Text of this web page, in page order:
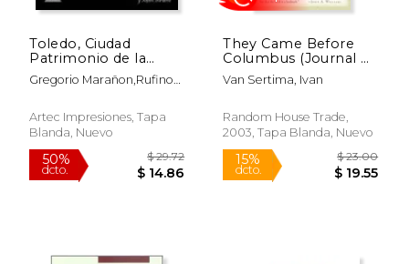
Toledo, Ciudad
Patrimonio de la
Humanidad de
España
Gregorio Marañon,Rufino
Artec Impresiones, Tapa
Blanda, Nuevo
They Came Before
Columbus (Journal of
African Civilizations)
(en Inglés)
Van Sertima, Ivan
Random House Trade,
2003, Tapa Blanda, Nuevo